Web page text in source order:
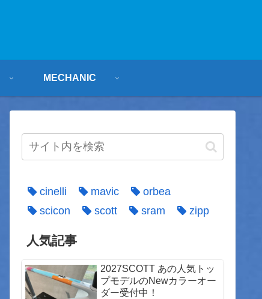
MECHANIC
cinelli mavic
orbea
scicon
scott sram zipp
人気記事
2027SCOTT あの人気トッ
プモデルのNewカラーオー
ダー受付中！